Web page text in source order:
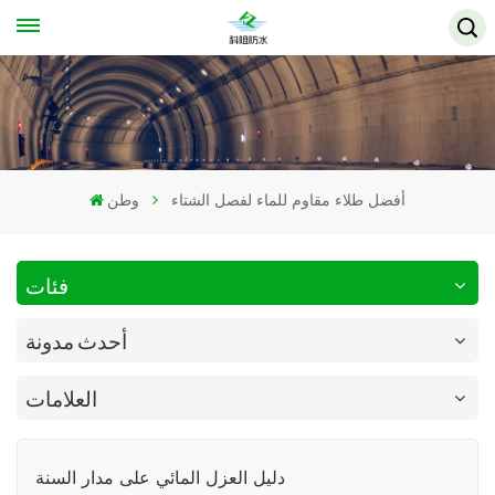
وطن أفضل طلاء مقاوم للماء لفصل الشتاء
فئات
أحدث مدونة
العلامات
دليل العزل المائي على مدار السنة